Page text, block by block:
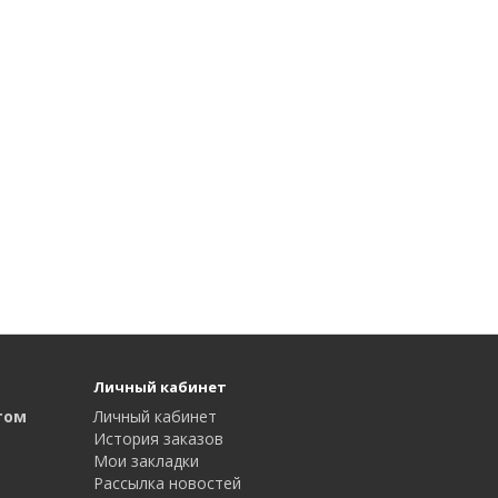
Личный кабинет
Личный кабинет
История заказов
Мои закладки
Рассылка новостей